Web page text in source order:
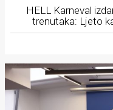
HELL Karneval
trenutaka: Ljeto